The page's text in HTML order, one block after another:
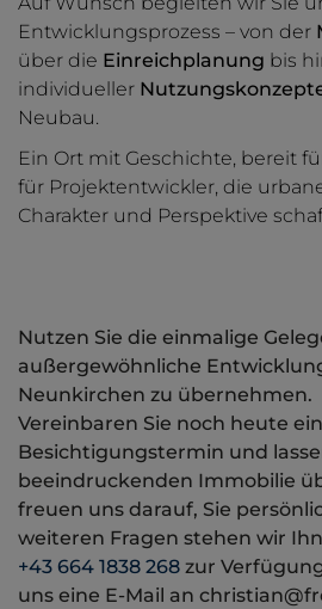
Entwicklungsprozess – von der
über die Einreichplanung bis
individueller
Neubau.
Ein Ort mit Geschichte, bereit
für Projektentwickler, die
Charakter und Perspektive
Nutzen Sie die einmalige
außergewöhnliche
Neunkirchen zu übernehmen.
Vereinbaren Sie noch heute
Besichtigungstermin und
beeindruckenden Immobilie
freuen uns darauf, Sie
weiteren Fragen stehen wir
+43 664 1838 268 zur
uns eine E-Mail an